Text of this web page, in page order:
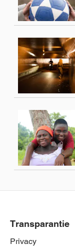
Lees
meer
Lees
meer
Transparantie
Privacy